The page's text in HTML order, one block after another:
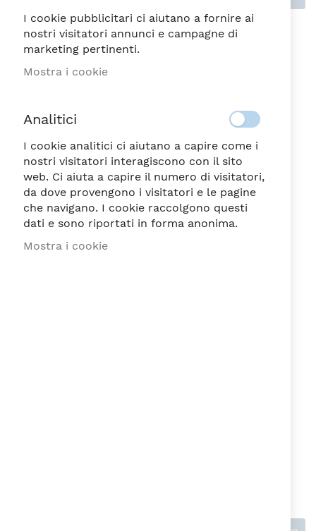
Scrivi la tua recensione
Valutazione
1
2
3
4
5
Nickname
Riepilogo
I cookie pubblicitari ci aiutano a fornire ai
nostri visitatori annunci e campagne di
marketing pertinenti.
Mostra i cookie
Analitici
I cookie analitici ci aiutano a capire come i
nostri visitatori interagiscono con il sito
web. Ci aiuta a capire il numero di visitatori,
da dove provengono i visitatori e le pagine
che navigano. I cookie raccolgono questi
dati e sono riportati in forma anonima.
Mostra i cookie